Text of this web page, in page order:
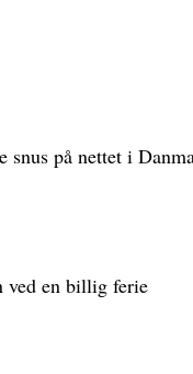
snus på nettet i
ved en billig ferie